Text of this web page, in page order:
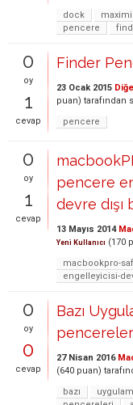
dock
pencere
0
oy
1
cevap
Finder
23 Ocak 2015
puan) tarafından
pencere
0
oy
1
cevap
pencere
devre dışı
13 Mayıs 2014
Yeni Kullanıcı (170
macbookpro-
engelleyicisi-
0
oy
0
cevap
Bazı
27 Nisan 2016
(640 puan)
bazı